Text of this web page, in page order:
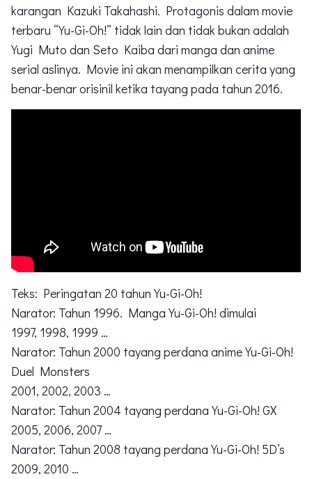
karangan Kazuki Takahashi. Protagonis dalam movie
terbaru “Yu-Gi-Oh!” tidak lain dan tidak bukan adalah
Yugi Muto dan Seto Kaiba dari manga dan anime
serial aslinya. Movie ini akan menampilkan cerita yang
benar-benar orisinil ketika tayang pada tahun 2016.
Teks: Peringatan 20 tahun Yu-Gi-Oh!
Narator: Tahun 1996. Manga Yu-Gi-Oh! dimulai
1997, 1998, 1999 …
Narator: Tahun 2000 tayang perdana anime Yu-Gi-Oh!
Duel Monsters
2001, 2002, 2003 …
Narator: Tahun 2004 tayang perdana Yu-Gi-Oh! GX
2005, 2006, 2007 …
Narator: Tahun 2008 tayang perdana Yu-Gi-Oh! 5D’s
2009, 2010 …